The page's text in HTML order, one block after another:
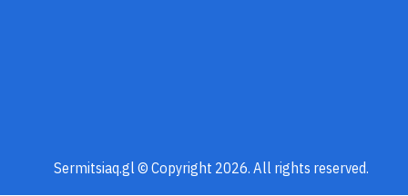
Sermitsiaq.gl © Copyright 2026. All rights reserved.